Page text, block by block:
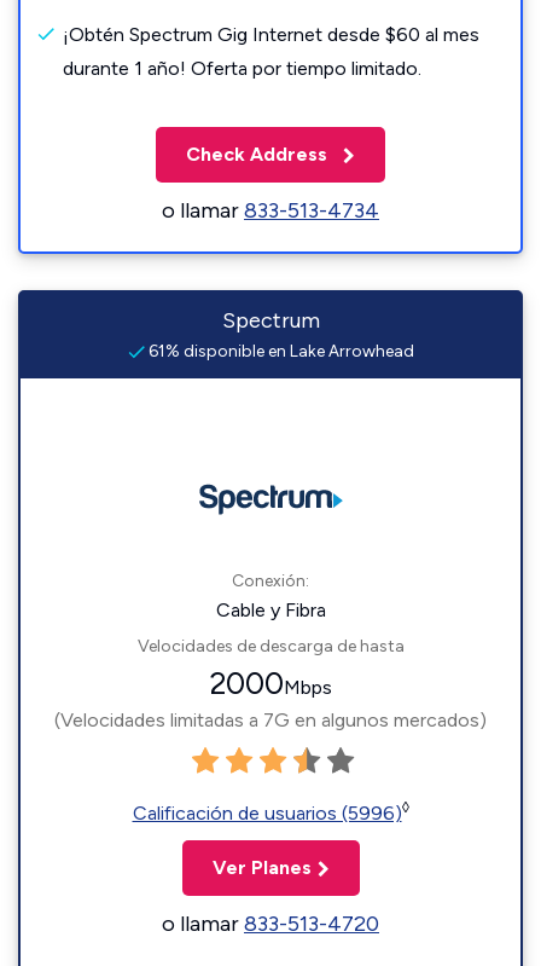
¡Obtén Spectrum Gig Internet desde $60 al mes
durante 1 año! Oferta por tiempo limitado.
Check Address
o llamar833-513-4734
Spectrum
61% disponible en Lake Arrowhead
Conexión:
Cable y Fibra
Velocidades de descarga de hasta
2000Mbps
(Velocidades limitadas a 7G en algunos mercados)
Calificación de usuarios (5996)◊
Ver Planes
o llamar833-513-4720